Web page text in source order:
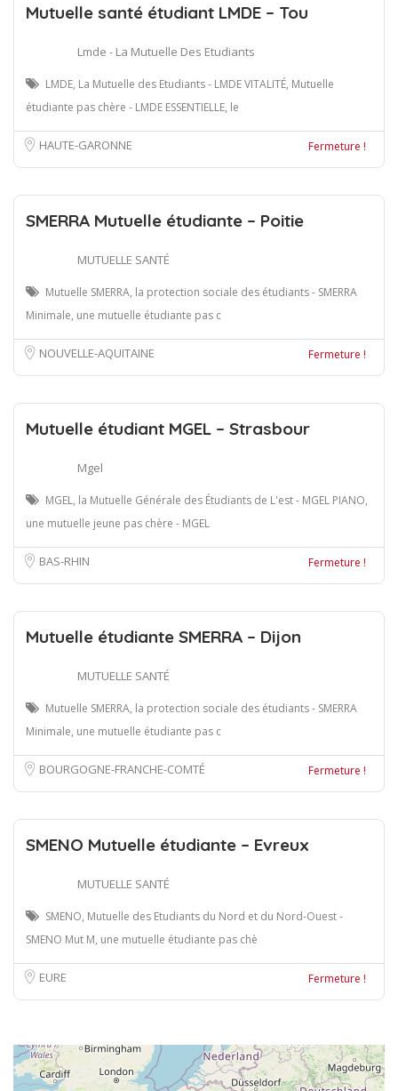
Mutuelle santé étudiant LMDE – Tou
Lmde - La Mutuelle Des Etudiants
LMDE, La Mutuelle des Etudiants - LMDE VITALITÉ, Mutuelle
étudiante pas chère - LMDE ESSENTIELLE, le
HAUTE-GARONNE Fermeture !
SMERRA Mutuelle étudiante – Poitie
MUTUELLE SANTÉ
Mutuelle SMERRA, la protection sociale des étudiants - SMERRA
Minimale, une mutuelle étudiante pas c
NOUVELLE-AQUITAINE Fermeture !
Mutuelle étudiant MGEL – Strasbour
Mgel
MGEL, la Mutuelle Générale des Étudiants de L'est - MGEL PIANO,
une mutuelle jeune pas chère - MGEL
BAS-RHIN Fermeture !
Mutuelle étudiante SMERRA – Dijon
MUTUELLE SANTÉ
Mutuelle SMERRA, la protection sociale des étudiants - SMERRA
Minimale, une mutuelle étudiante pas c
BOURGOGNE-FRANCHE-COMTÉ Fermeture !
SMENO Mutuelle étudiante – Evreux
MUTUELLE SANTÉ
SMENO, Mutuelle des Etudiants du Nord et du Nord-Ouest -
SMENO Mut M, une mutuelle étudiante pas chè
EURE Fermeture !